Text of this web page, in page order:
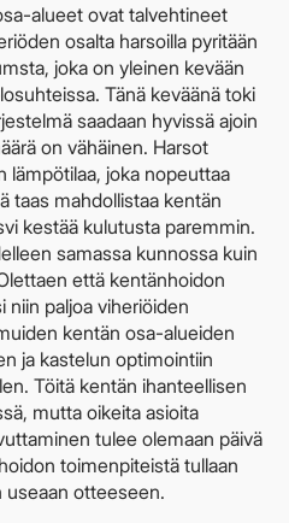
alueet ovat talvehtineet
osalta harsoilla pyritään
joka on yleinen kevään
Tänä keväänä toki
saadaan hyvissä ajoin
on vähäinen. Harsot
lämpötilaa, joka nopeuttaa
taas mahdollistaa kentän
kestää kulutusta paremmin.
samassa kunnossa kuin
että kentänhoidon
niin paljoa viheriöiden
kentän osa-alueiden
ja kastelun optimointiin
Töitä kentän ihanteellisen
mutta oikeita asioita
tulee olemaan päivä
toimenpiteistä tullaan
useaan otteeseen.